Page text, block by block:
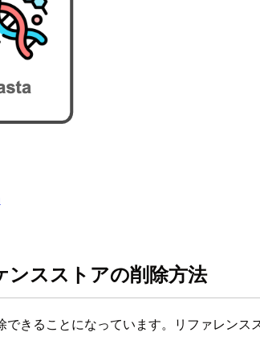
ンスストアの削除方法
きることになっています。リファレン